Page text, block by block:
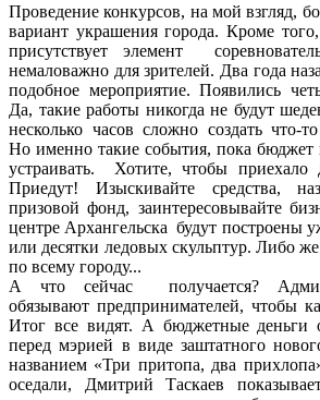
Проведение конкурсов, на мой взгляд,
вариант украшения города. Кроме
присутствует элемент
немаловажно для зрителей. Два года
подобное мероприятие. Появились
Да, такие работы никогда не будут
несколько часов сложно создать что-
Но именно такие события, пока бюджет
устраивать. Хотите, чтобы приехало
Приедут! Изыскивайте средства,
призовой фонд, заинтересовывайте
центре Архангельска будут построены
или десятки ледовых скульптур. Либо
по всему городу...
А что сейчас получается?
обязывают предпринимателей, чтобы
Итог все видят. А бюджетные деньги
перед мэрией в виде заштатного
названием «Три притопа, два
оседали, Дмитрий Таскаев